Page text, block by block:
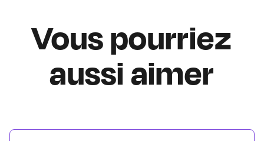
Vous pourriez
aussi aimer